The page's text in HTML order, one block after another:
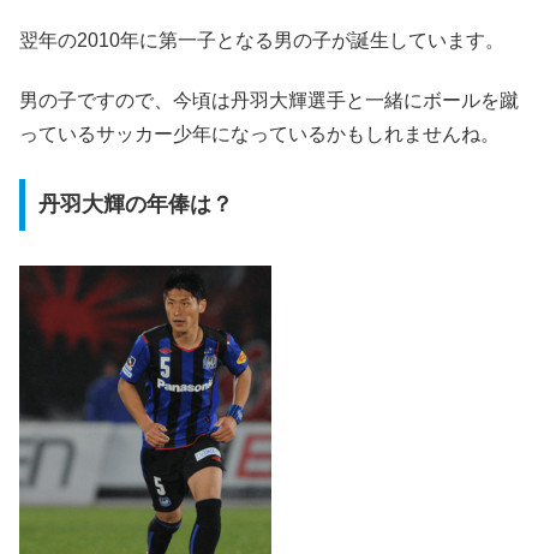
翌年の2010年に第一子となる男の子が誕生 しています。
男の子ですので、今頃は丹羽大輝選手と一緒にボールを蹴
っているサッカー少年になっているかもしれませんね。
丹羽大輝の年俸は？